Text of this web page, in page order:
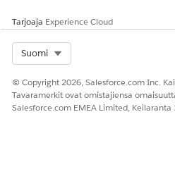
RATKAISIKO TÄMÄ
Tarjoaja Experience Cloud
Suomi
© Copyright 2026, Salesforce.com Inc.
Tavaramerkit ovat omistajiensa
Salesforce.com EMEA Limited,